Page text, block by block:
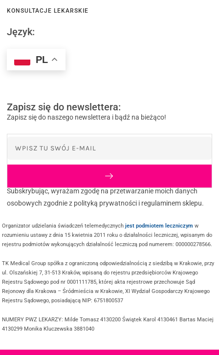
KONSULTACJE LEKARSKIE
Język:
PL
Zapisz się do newslettera:
Zapisz się do naszego newslettera i bądź na bieżąco!
Subskrybując, wyrażam zgodę na przetwarzanie moich danych
osobowych zgodnie z polityką prywatności i regulaminem sklepu.
Organizator udzielania świadczeń telemedycznychjest podmiotem leczniczym w
rozumieniu ustawy z dnia 15 kwietnia 2011 roku o działalności leczniczej, wpisanym do
rejestru podmiotów wykonujących działalność leczniczą pod numerem: 000000278566.
TK Medical Group spółka z ograniczoną odpowiedzialnością z siedzibą w Krakowie, przy
ul. Olszańskiej 7, 31-513 Kraków, wpisaną do rejestru przedsiębiorców Krajowego
Rejestru Sądowego pod nr 0001111785, której akta rejestrowe przechowuje Sąd
Rejonowy dla Krakowa – Śródmieścia w Krakowie, XI Wydział Gospodarczy Krajowego
Rejestru Sądowego, posiadającą NIP: 6751800537
NUMERY PWZ LEKARZY: Milde Tomasz 4130200 Świątek Karol 4130461 Bartas Maciej
4130299 Monika Kluczewska 3881040